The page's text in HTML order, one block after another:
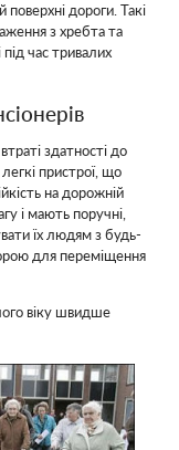
дороги. Такі
з хребта та
час тривалих
здатності до
пристрої, що
на дорожній
і мають поручні,
їх людям з будь-
для переміщення
віку швидше